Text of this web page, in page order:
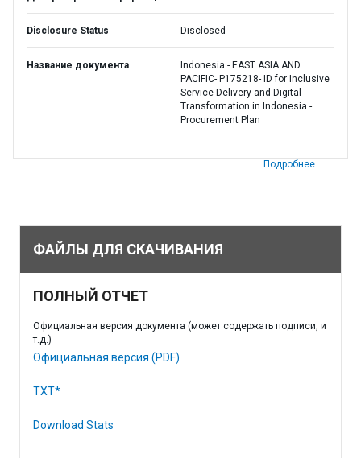
Disclosure Status Disclosed
Название документа
Indonesia - EAST ASIA AND
PACIFIC- P175218- ID for Inclusive
Service Delivery and Digital
Transformation in Indonesia -
Procurement Plan
Подробнее
ФАЙЛЫ ДЛЯ СКАЧИВАНИЯ
ПОЛНЫЙ ОТЧЕТ
Официальная версия документа (может содержать подписи, и
т.д.)
Официальная версия (PDF)
TXT*
Download Stats